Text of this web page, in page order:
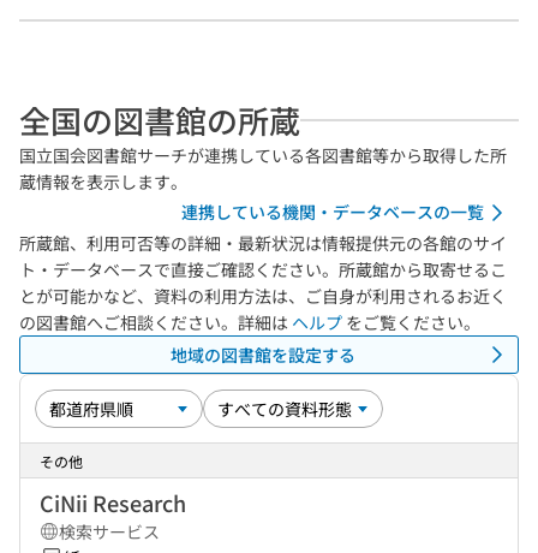
全国の図書館の所蔵
国立国会図書館サーチが連携している各図書館等から取得した所
蔵情報を表示します。
連携している機関・データベースの一覧
所蔵館、利用可否等の詳細・最新状況は情報提供元の各館のサイ
ト・データベースで直接ご確認ください。所蔵館から取寄せるこ
とが可能かなど、資料の利用方法は、ご自身が利用されるお近く
の図書館へご相談ください。詳細は ヘルプ をご覧ください。
地域の図書館を設定する
その他
CiNii Research
検索サービス